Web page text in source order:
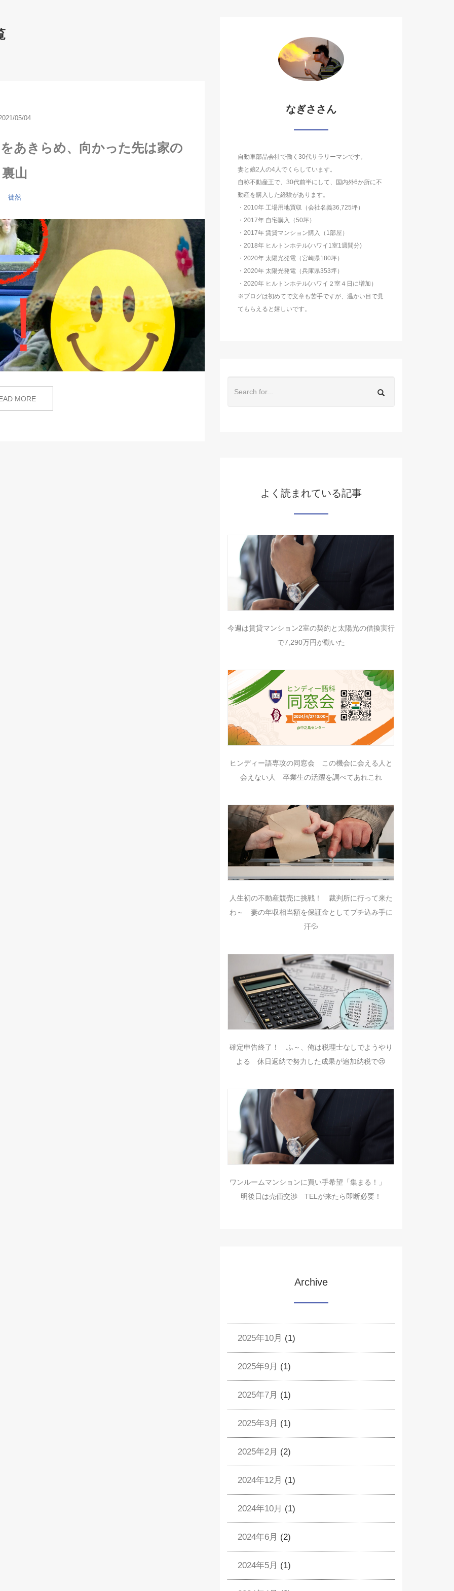
05/04
あきらめ、向かった先は家の
裏山
徒然
MORE
なぎささん
自動車部品会社で働く30代サラリーマンです。
妻と娘2人の4人でくらしています。
自称不動産王で、30代前半にして、国内外6か所に不
動産を購入した経験があります。
・2010年 工場用地買収（会社名義36,725坪）
・2017年 自宅購入（50坪）
・2017年 賃貸マンション購入（1部屋）
・2018年 ヒルトンホテル(ハワイ1室1週間分)
・2020年 太陽光発電（宮崎県180坪）
・2020年 太陽光発電（兵庫県353坪）
・2020年 ヒルトンホテル(ハワイ２室４日に増加）
※ブログは初めてで文章も苦手ですが、温かい目で見
てもらえると嬉しいです。
よく読まれている記事
今週は賃貸マンション2室の契約と太陽光の借換実行
で7,290万円が動いた
ヒンディー語専攻の同窓会 この機会に会える人と
会えない人 卒業生の活躍を調べてあれこれ
人生初の不動産競売に挑戦！ 裁判所に行って来た
わ～ 妻の年収相当額を保証金としてブチ込み手に
汗💦
確定申告終了！ ふ～、俺は税理士なしでようやり
よる 休日返納で努力した成果が追加納税で😢
ワンルームマンションに買い手希望「集まる！」
明後日は売価交渉 TELが来たら即断必要！
Archive
2025年10月 (1)
2025年9月 (1)
2025年7月 (1)
2025年3月 (1)
2025年2月 (2)
2024年12月 (1)
2024年10月 (1)
2024年6月 (2)
2024年5月 (1)